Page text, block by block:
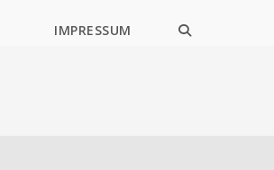
IMPRESSUM
WEBSITE-